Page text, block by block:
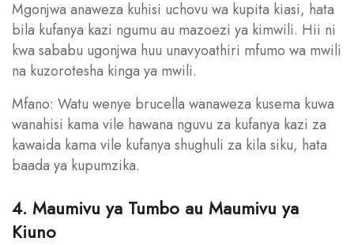
Mgonjwa anaweza kuhisi uchovu wa kupita kiasi, hata
bila kufanya kazi ngumu au mazoezi ya kimwili. Hii ni
kwa sababu ugonjwa huu unavyoathiri mfumo wa mwili
na kuzorotesha kinga ya mwili.
Mfano: Watu wenye brucella wanaweza kusema kuwa
wanahisi kama vile hawana nguvu za kufanya kazi za
kawaida kama vile kufanya shughuli za kila siku, hata
baada ya kupumzika.
4. Maumivu ya Tumbo au Maumivu ya
Kiuno